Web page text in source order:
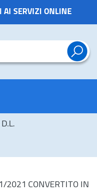
AI SERVIZI ONLINE
2021 CONVERTITO IN